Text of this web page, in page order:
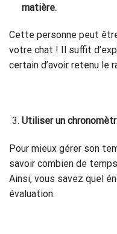
matière.
Cette personne peut
votre chat ! Il suffit
certain d’avoir retenu le
Utiliser un
Pour mieux gérer son
savoir combien de
Ainsi, vous savez quel
évaluation.